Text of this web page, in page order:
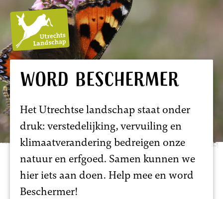
Landschap
Word Beschermer
Het Utrechtse landschap staat onder
druk: verstedelijking, vervuiling en
klimaatverandering bedreigen onze
natuur en erfgoed. Samen kunnen we
hier iets aan doen. Help mee en word
Beschermer!